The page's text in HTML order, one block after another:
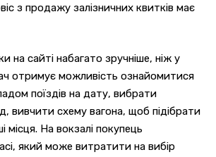
з продажу залізничних квитків має
на сайті набагато зручніше, ніж у
отримує можливість ознайомитися
поїздів на дату, вибрати
вивчити схему вагона, щоб підібрати
місця. На вокзалі покупець
який може витратити на вибір